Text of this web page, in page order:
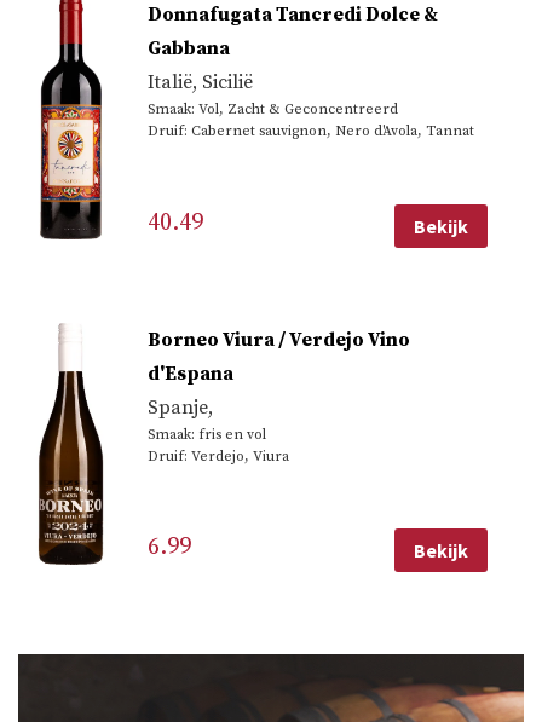
Donnafugata Tancredi Dolce &
Gabbana
Italië, Sicilië
Smaak: Vol, Zacht & Geconcentreerd
Druif: Cabernet sauvignon, Nero d'Avola, Tannat
40.49 Bekijk
Borneo Viura / Verdejo Vino
d'Espana
Spanje,
Smaak: fris en vol
Druif: Verdejo, Viura
6.99 Bekijk